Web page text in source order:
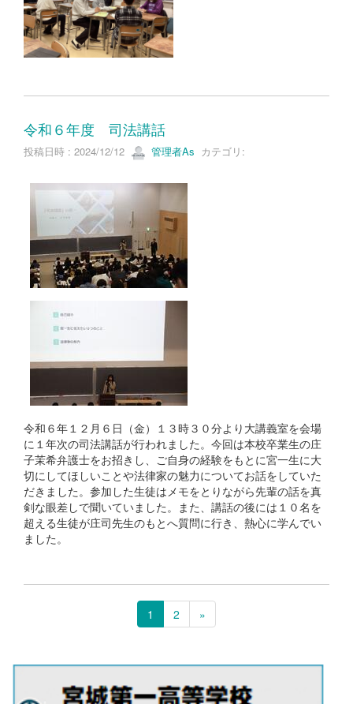
令和６年度 司法講話
投稿日時 : 2024/12/12 管理者As カテゴリ:
令和６年１２月６日（金）１３時３０分より大講義室を会場
に１年次の司法講話が行われました。今回は本校卒業生の庄
子茉希弁護士をお招きし、ご自身の経験をもとに宮一生に大
切にしてほしいことや法律家の魅力についてお話をしていた
だきました。参加した生徒はメモをとりながら先輩の話を真
剣な眼差しで聞いていました。また、講話の後には１０名を
超える生徒が庄司先生のもとへ質問に行き、熱心に学んでい
ました。
1 2 »